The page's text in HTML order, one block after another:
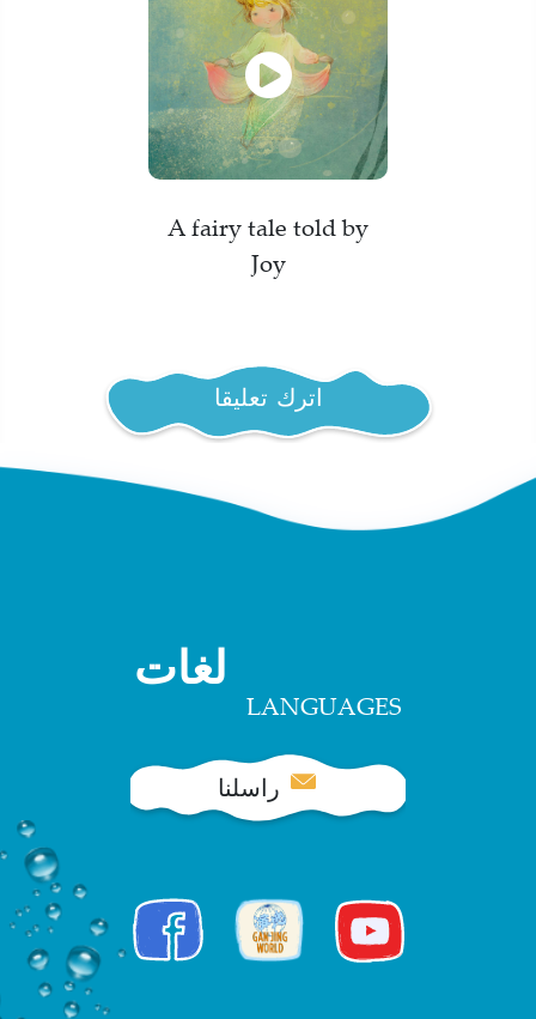
A fairy tale told by
Joy
اترك تعليقا
لغات
LANGUAGES